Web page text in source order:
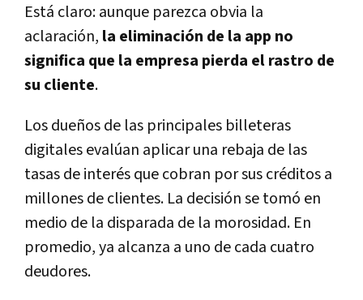
Está claro: aunque parezca obvia la
aclaración, la eliminación de la app no
significa que la empresa pierda el rastro de
su cliente.
Los dueños de las principales billeteras
digitales evalúan aplicar una rebaja de las
tasas de interés que cobran por sus créditos a
millones de clientes. La decisión se tomó en
medio de la disparada de la morosidad. En
promedio, ya alcanza a uno de cada cuatro
deudores.